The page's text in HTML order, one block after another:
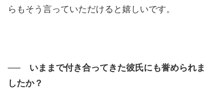
らもそう言っていただけると嬉しいです。
── いままで付き合ってきた彼氏にも誉められま
したか？